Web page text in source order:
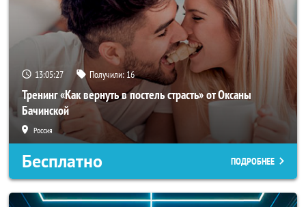
13:05:25 Получили: 16
Тренинг «Как вернуть в постель страсть» от Оксаны
Бачинской
Россия
Бесплатно ПОДРОБНЕЕ